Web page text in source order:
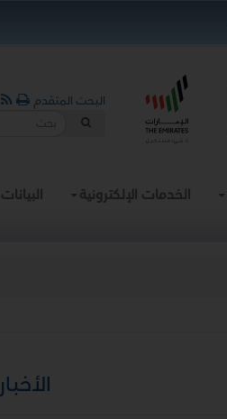
البحث المتقدم
الخدمات الإلكترونية
الأخبار